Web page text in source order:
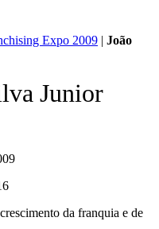
Expo 2009 | João
Junior
da franquia e de